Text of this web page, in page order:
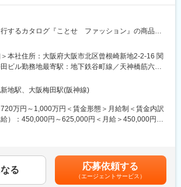
するカタログ『ことせ ファッション』の商品企
ットは60歳以上の女性となり、特性にあった商品の
必要となります。
る通販カタログに掲載する商品（ハイミセス・シ
められる雑貨全般。インテリア用品、寝具、日用
用品等）のバイイング・オリジナル商品の開発、販
後の追加生産指示や、次シーズンに向けた商品改
行 など
本社住所：大阪府大阪市北区曾根崎新地2-2-16 関
ビル勤務地最寄駅：地下鉄谷町線／天神橋筋六丁
対策：屋内喫煙可能場所あり変更の範囲：会社の定
モートワーク含む）
地駅、大阪梅田駅(阪神線)
万円～1,000万円＜賃金形態＞月給制＜賃金内訳
給）：450,000円～625,000円＜月給＞450,000円～
は管理の地位にある者として、深夜勤務手当を除く
の支給は行なわないものとします）■賞与：年2回
■昇給：年1回（4月）賃金はあくまでも目安の金額
る 応募依頼する
（エージェントサービス）